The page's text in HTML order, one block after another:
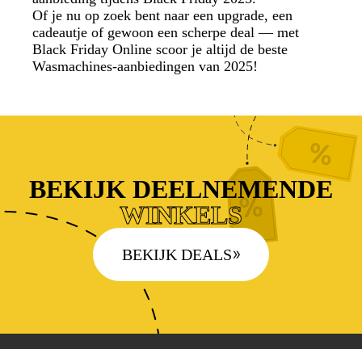
Of je nu op zoek bent naar een upgrade, een
cadeautje of gewoon een scherpe deal — met
Black Friday Online scoor je altijd de beste
Wasmachines-aanbiedingen van 2025!
BEKIJK DEELNEMENDE
WINKELS
BEKIJK DEALS